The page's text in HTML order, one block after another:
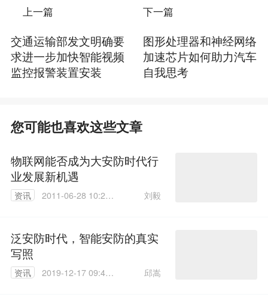
上一篇
交通运输部发文明确要
求进一步加快智能视频
监控报警装置安装
下一篇
图形处理器和神经网络
加速芯片如何助力汽车
自我思考
您可能也喜欢这些文章
物联网能否成为大安防时代行
业发展新机遇
资讯
2011-06-28 10:23:
刘毅
泛安防时代，智能安防的真实
写照
资讯
2019-12-17 09:48:
邱嵩